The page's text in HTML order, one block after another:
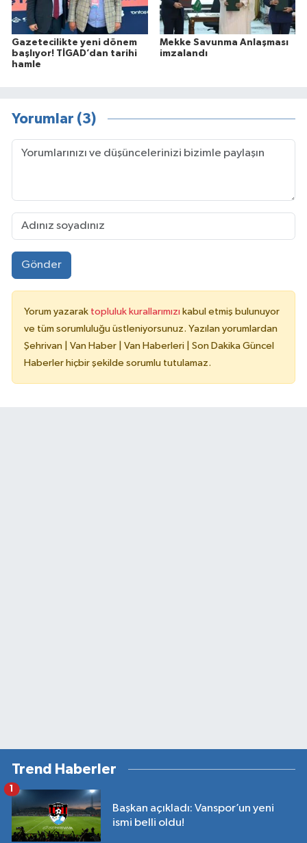
Gazetecilikte yeni dönem
başlıyor! TİGAD’dan tarihi
hamle
Mekke Savunma Anlaşması
imzalandı
Yorumlar (3)
Gönder
Yorum yazarak topluluk kurallarımızı kabul etmiş bulunuyor
ve tüm sorumluluğu üstleniyorsunuz. Yazılan yorumlardan
Şehrivan | Van Haber | Van Haberleri | Son Dakika Güncel
Haberler hiçbir şekilde sorumlu tutulamaz.
Trend Haberler
Başkan açıkladı: Vanspor’un yeni
ismi belli oldu!
1